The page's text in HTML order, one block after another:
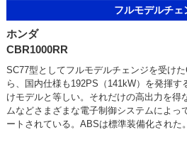
フルモデルチェ
ホンダ
CBR1000RR
SC77型としてフルモデルチェンジを受け
ら、国内仕様も192PS（141kW）を発揮す
けモデルと等しい。それだけの高出力を得
ムなどさまざまな電子制御システムによっ
ートされている。ABSは標準装備化された。